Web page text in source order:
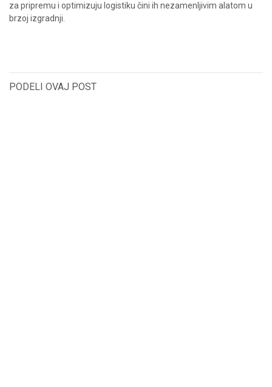
za pripremu i optimizuju logistiku čini ih nezamenljivim alatom u
brzoj izgradnji.
PODELI OVAJ POST